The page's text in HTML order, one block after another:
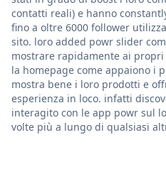
contatti reali) e hanno
fino a oltre 6000 follower
sito. loro added powr slider
mostrare rapidamente ai
la homepage come appaiono i
mostra bene i loro prodotti e
esperienza in loco. infatti
interagito con le app powr sul
volte più a lungo di qualsiasi